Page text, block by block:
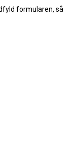
formularen, så